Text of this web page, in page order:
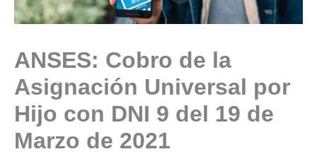
ANSES: Cobro de la
Asignación Universal por
Hijo con DNI 9 del 19 de
Marzo de 2021